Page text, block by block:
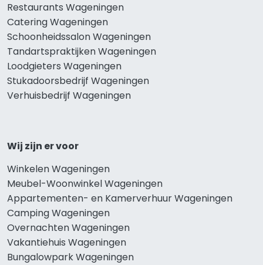
Restaurants Wageningen
Catering Wageningen
Schoonheidssalon Wageningen
Tandartspraktijken Wageningen
Loodgieters Wageningen
Stukadoorsbedrijf Wageningen
Verhuisbedrijf Wageningen
Wij zijn er voor
Winkelen Wageningen
Meubel-Woonwinkel Wageningen
Appartementen- en Kamerverhuur Wageningen
Camping Wageningen
Overnachten Wageningen
Vakantiehuis Wageningen
Bungalowpark Wageningen